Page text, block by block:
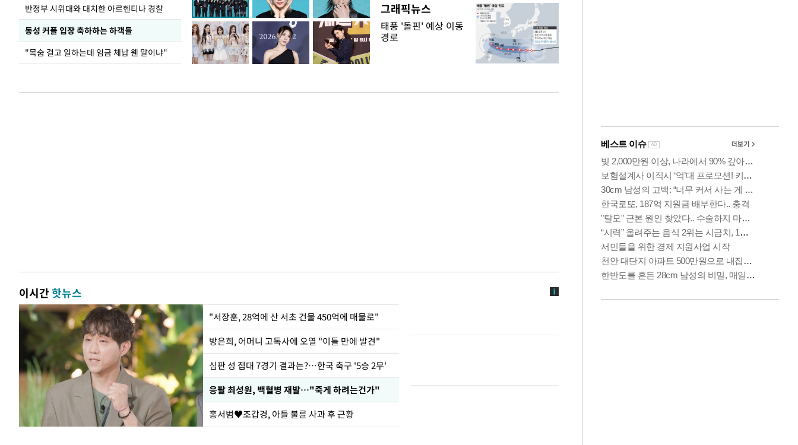
반정부 시위대와 대치한 아르헨티나 경찰
동성 커플 입장 축하하는 하객들
"목숨 걸고 일하는데 임금 체납 웬 말이냐"
그래픽뉴스
태풍 '돌핀' 예상 이동
경로
이시간핫뉴스
"서장훈, 28억에 산 서초 건물 450억에 매물로"
방은희, 어머니 고독사에 오열 "이틀 만에 발견"
심판 성 접대 7경기 결과는?…한국 축구 '5승 2무'
응팔 최성원, 백혈병 재발…"죽게 하려는건가"
홍서범♥조갑경, 아들 불륜 사과 후 근황